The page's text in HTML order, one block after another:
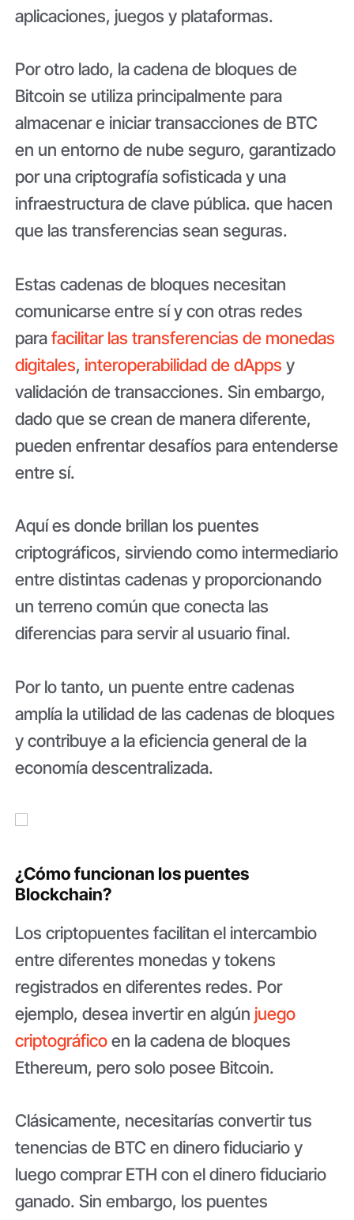
aplicaciones, juegos y plataformas.
Por otro lado, la cadena de bloques de
Bitcoin se utiliza principalmente para
almacenar e iniciar transacciones de BTC
en un entorno de nube seguro, garantizado
por una criptografía sofisticada y una
infraestructura de clave pública. que hacen
que las transferencias sean seguras.
Estas cadenas de bloques necesitan
comunicarse entre sí y con otras redes
parafacilitar las transferencias de monedas
digitales, interoperabilidad de dApps y
validación de transacciones. Sin embargo,
dado que se crean de manera diferente,
pueden enfrentar desafíos para entenderse
entre sí.
Aquí es donde brillan los puentes
criptográficos, sirviendo como intermediario
entre distintas cadenas y proporcionando
un terreno común que conecta las
diferencias para servir al usuario final.
Por lo tanto, un puente entre cadenas
amplía la utilidad de las cadenas de bloques
y contribuye a la eficiencia general de la
economía descentralizada.
¿Cómo funcionan los puentes
Blockchain?
Los criptopuentes facilitan el intercambio
entre diferentes monedas y tokens
registrados en diferentes redes. Por
ejemplo, desea invertir en algúnjuego
criptográficoen la cadena de bloques
Ethereum, pero solo posee Bitcoin.
Clásicamente, necesitarías convertir tus
tenencias de BTC en dinero fiduciario y
luego comprar ETH con el dinero fiduciario
ganado. Sin embargo, los puentes